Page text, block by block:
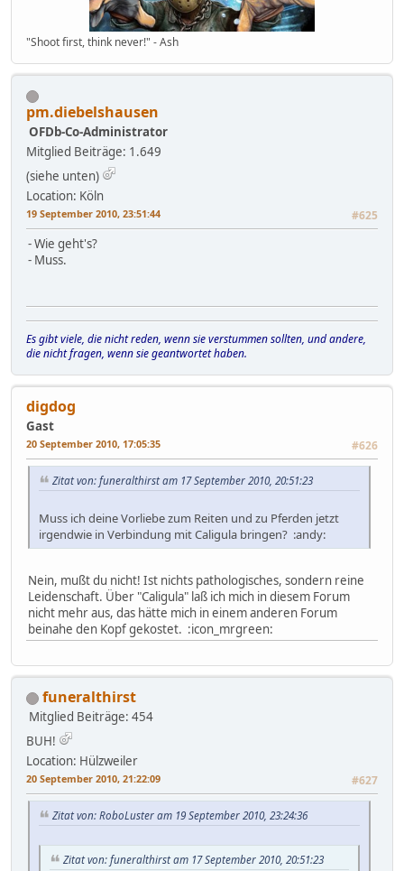
"Shoot first, think never!" - Ash
pm.diebelshausen
OFDb-Co-Administrator
Mitglied Beiträge: 1.649
(siehe unten)
Location: Köln
19 September 2010, 23:51:44 #625
- Wie geht's?
- Muss.
Es gibt viele, die nicht reden, wenn sie verstummen sollten, und andere,
die nicht fragen, wenn sie geantwortet haben.
digdog
Gast
20 September 2010, 17:05:35 #626
Zitat von: funeralthirst am 17 September 2010, 20:51:23
Muss ich deine Vorliebe zum Reiten und zu Pferden jetzt
irgendwie in Verbindung mit Caligula bringen? :andy:
Nein, mußt du nicht! Ist nichts pathologisches, sondern reine
Leidenschaft. Über "Caligula" laß ich mich in diesem Forum
nicht mehr aus, das hätte mich in einem anderen Forum
beinahe den Kopf gekostet. :icon_mrgreen:
funeralthirst
Mitglied Beiträge: 454
BUH!
Location: Hülzweiler
20 September 2010, 21:22:09 #627
Zitat von: RoboLuster am 19 September 2010, 23:24:36
Zitat von: funeralthirst am 17 September 2010, 20:51:23